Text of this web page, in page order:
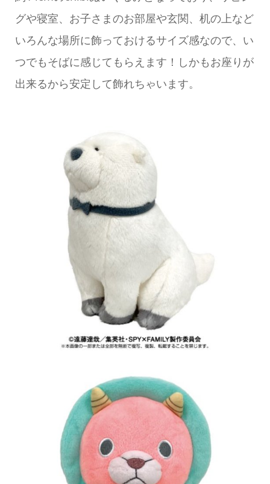
グや寝室、お子さまのお部屋や玄関、机の上など
いろんな場所に飾っておけるサイズ感なので、い
つでもそばに感じてもらえます！しかもお座りが
出来るから安定して飾れちゃいます。